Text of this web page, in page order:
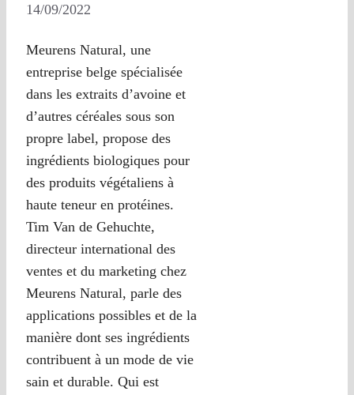
14/09/2022
Meurens Natural, une
entreprise belge spécialisée
dans les extraits d’avoine et
d’autres céréales sous son
propre label, propose des
ingrédients biologiques pour
des produits végétaliens à
haute teneur en protéines.
Tim Van de Gehuchte,
directeur international des
ventes et du marketing chez
Meurens Natural, parle des
applications possibles et de la
manière dont ses ingrédients
contribuent à un mode de vie
sain et durable. Qui est